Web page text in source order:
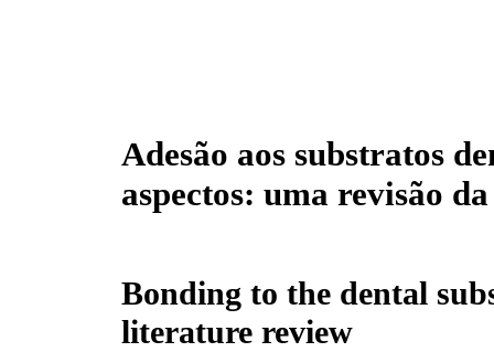
Adesão aos substratos
aspectos: uma revisão
Bonding to the dental
literature review